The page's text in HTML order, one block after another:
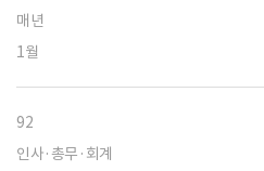
매년
1월
92
인사·총무·회계